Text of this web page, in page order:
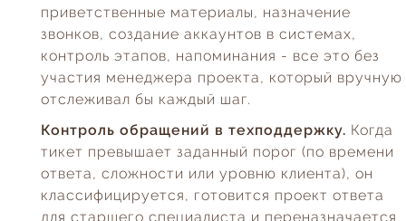
приветственные материалы, назначение
звонков, создание аккаунтов в системах,
контроль этапов, напоминания - все это без
участия менеджера проекта, который вручную
отслеживал бы каждый шаг.
Контроль обращений в техподдержку. Когда
тикет превышает заданный порог (по времени
ответа, сложности или уровню клиента), он
классифицируется, готовится проект ответа
для старшего специалиста и переназначается